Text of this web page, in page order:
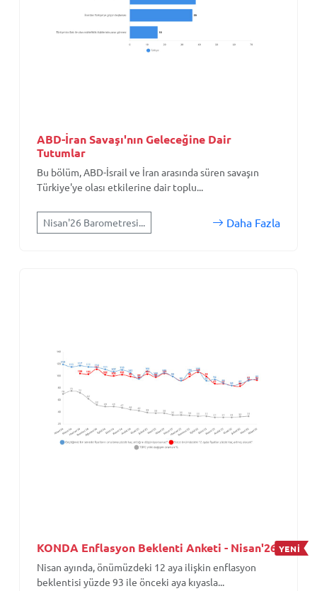
ABD-İran Savaşı'nın Geleceğine Dair
Tutumlar
Bu bölüm, ABD-İsrail ve İran arasında süren savaşın
Türkiye'ye olası etkilerine dair toplu...
Nisan'26 Barometresi... Daha Fazla
KONDA Enflasyon Beklenti Anketi - Nisan'26 YENİ
Nisan ayında, önümüzdeki 12 aya ilişkin enflasyon
beklentisi yüzde 93 ile önceki aya kıyasla...